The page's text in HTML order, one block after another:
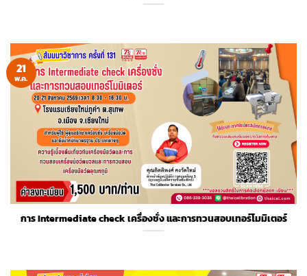
การ Intermediate check เครื่องชั่ง และการทวนสอบเทอร์โมมิเตอร์
21
พ.ค.